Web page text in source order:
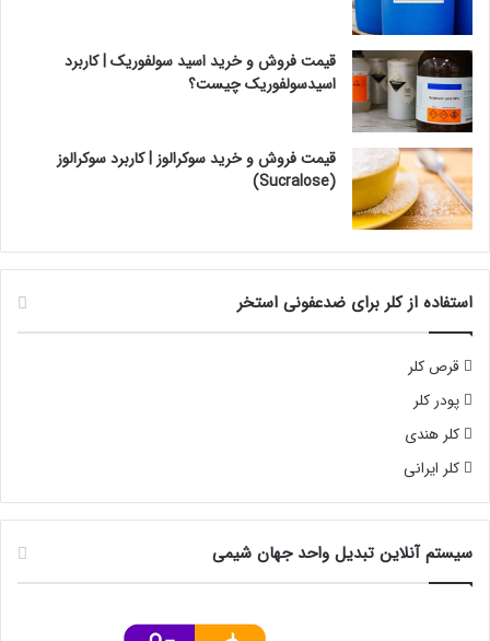
قیمت فروش و خرید اسید سولفوریک | کاربرد
اسیدسولفوریک چیست؟
قیمت فروش و خرید سوکرالوز | کاربرد سوکرالوز
(Sucralose)
استفاده از کلر برای ضدعفونی استخر
قرص کلر
پودر کلر
کلر هندی
کلر ایرانی
سیستم آنلاین تبدیل واحد جهان شیمی